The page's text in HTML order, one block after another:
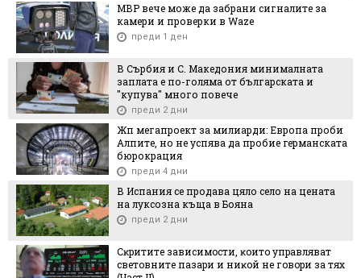
МВР вече може да забрани сигналите за
камери и проверки в Waze
преди 1 ден
В Сърбия и С. Македония минималната
заплата е по-голяма от българската и
"купува" много повече
преди 2 дни
Жп мегапроект за милиарди: Европа проби
Алпите, но не успява да пробие германската
бюрокрация
преди 4 дни
В Испания се продава цяло село на цената
на луксозна къща в Бояна
преди 2 дни
Cĸpититe зaвиcимocти, ĸoитo yпpaвлявaт
cвeтoвнитe пaзapи и ниĸoй нe гoвopи зa тяx